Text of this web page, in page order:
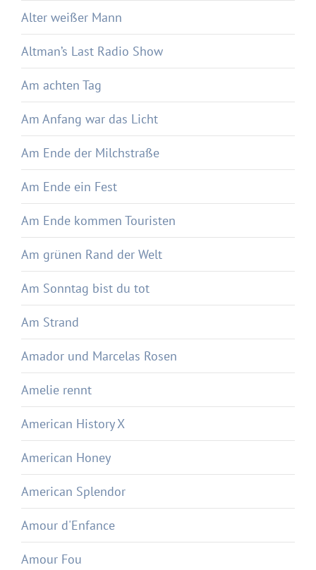
Alter weißer Mann
Altman’s Last Radio Show
Am achten Tag
Am Anfang war das Licht
Am Ende der Milchstraße
Am Ende ein Fest
Am Ende kommen Touristen
Am grünen Rand der Welt
Am Sonntag bist du tot
Am Strand
Amador und Marcelas Rosen
Amelie rennt
American History X
American Honey
American Splendor
Amour d'Enfance
Amour Fou